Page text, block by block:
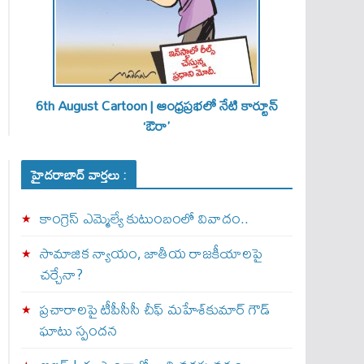
6th August Cartoon | ఆంధ్రప్రభలో నేటి కార్టూన్
‘ఔరా’
హైదరాబాద్ వార్తలు :
కాంగ్రెస్ ఎమ్మెల్యే కుటుంబంలో వివాదం..
సామాజిక న్యాయం, జాతీయ రాజకీయాలపై
చర్చేనా?
ప్రచారాలపై టీపీసీసీ చీఫ్ మహేశ్‌కుమార్ గౌడ్
ఘాటు స్పందన